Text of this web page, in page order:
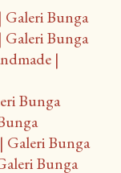
Bunga
Bunga
|
Bunga
Galeri Bunga
Bunga